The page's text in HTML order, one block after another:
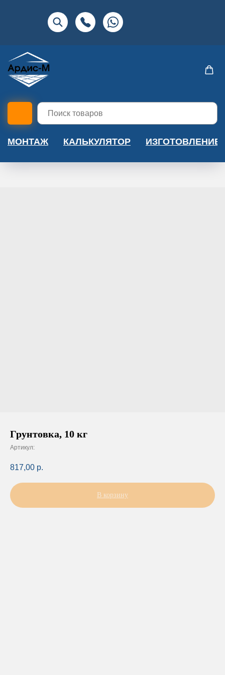
МОНТАЖ КАЛЬКУЛЯТОР ИЗГОТОВЛЕНИЕ
Грунтовка, 10 кг
Артикул:
817,00 р.
В корзину